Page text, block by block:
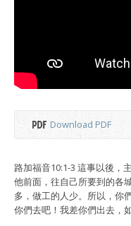
Download PDF
路加福音10:1-3 這事以後，
他前面，往自己所要到的各
多，做工的人少。所以，你
你們去吧！我差你們出去，